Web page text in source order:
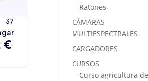
Ratones
CÁMARAS
MULTIESPECTRALES
CARGADORES
CURSOS
Curso agricultura de